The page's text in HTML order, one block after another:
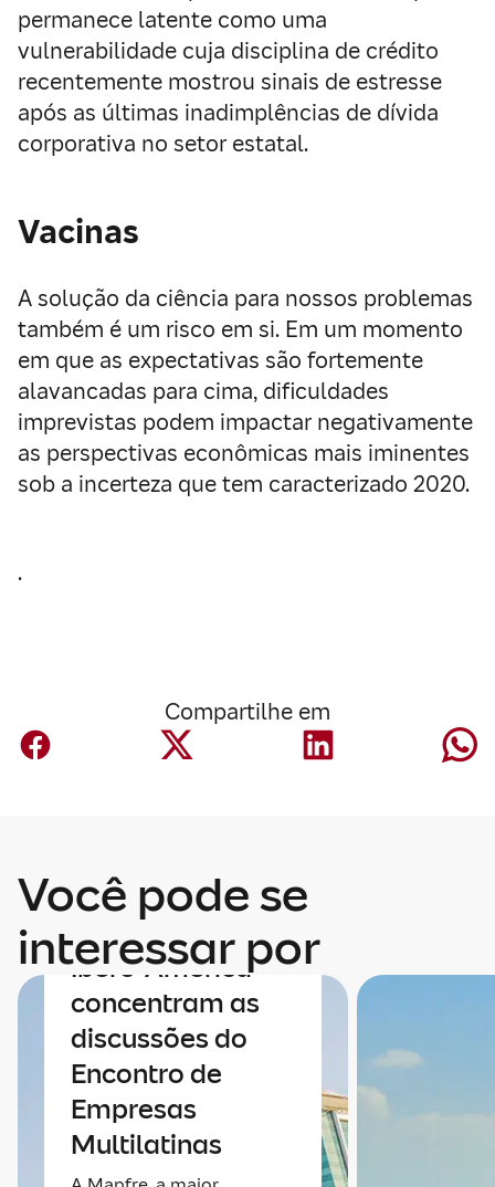
permanece latente como uma
vulnerabilidade cuja disciplina de crédito
recentemente mostrou sinais de estresse
após as últimas inadimplências de dívida
corporativa no setor estatal.
Vacinas
A solução da ciência para nossos problemas
também é um risco em si. Em um momento
em que as expectativas são fortemente
alavancadas para cima, dificuldades
imprevistas podem impactar negativamente
as perspectivas econômicas mais iminentes
sob a incerteza que tem caracterizado 2020.
.
Compartilhe em
Você pode se
interessar por
Economia e
integração da
Ibero-América
concentram as
discussões do
Encontro de
Empresas
Multilatinas